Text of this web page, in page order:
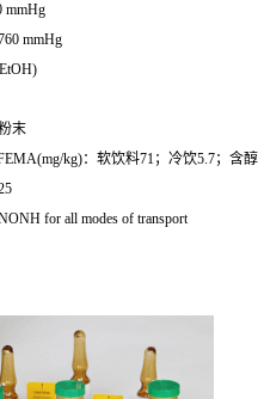
mmHg
mmHg
末
kg)：软饮料71；冷饮5.7；含醇
for all modes of transport